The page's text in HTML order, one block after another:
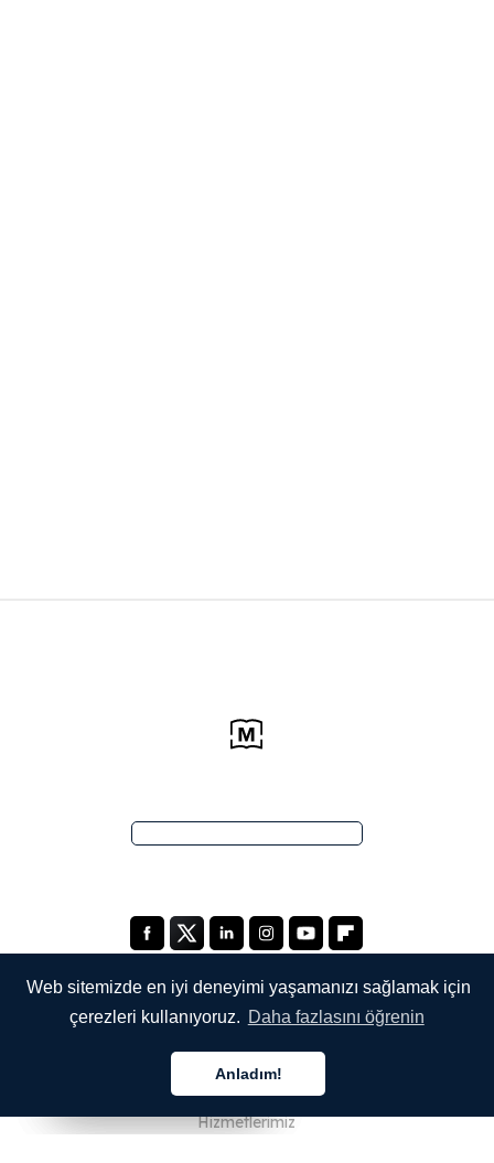
Web sitemizde en iyi deneyimi yaşamanızı sağlamak için
çerezleri kullanıyoruz. Daha fazlasını öğrenin
Anladım!
Hakkımızda
Hizmetlerimiz
Türkçe
Türkçe
Türkçe